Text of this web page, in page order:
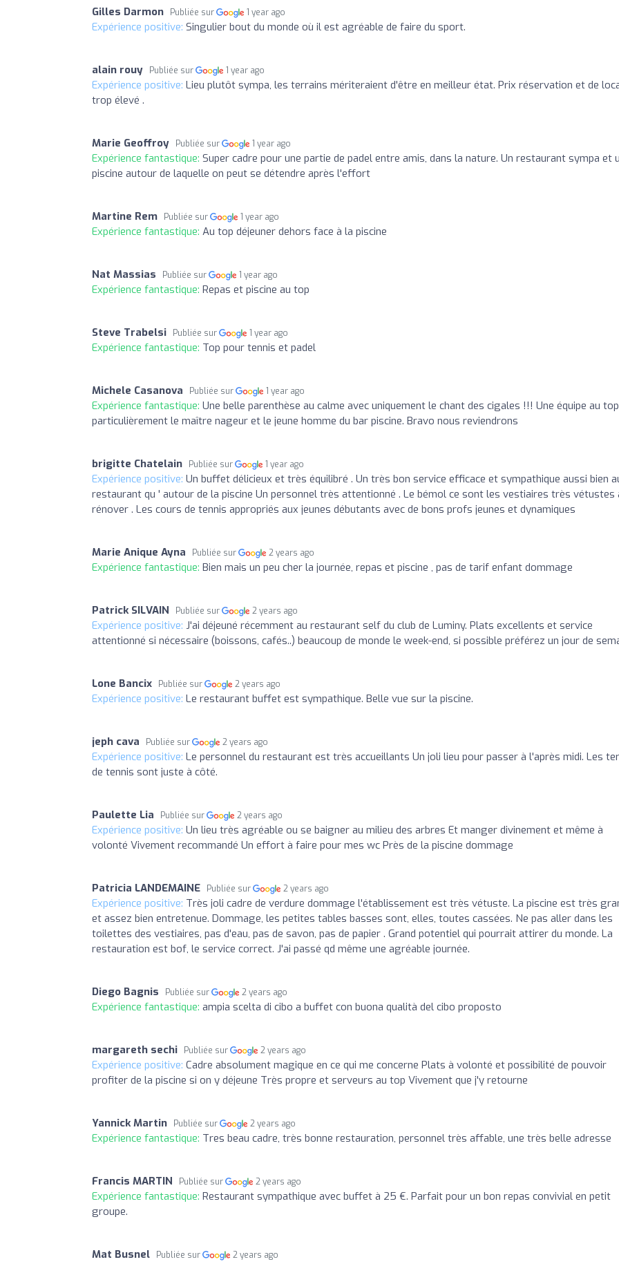
Gilles Darmon Publiée sur 1 year ago
Expérience positive: Singulier bout du monde où il est agréable de faire du sport.
alain rouy Publiée sur 1 year ago
Expérience positive: Lieu plutôt sympa, les terrains mériteraient d'être en meilleur état. Prix réservation et de
trop élevé .
Marie Geoffroy Publiée sur 1 year ago
Expérience fantastique: Super cadre pour une partie de padel entre amis, dans la nature. Un restaurant sympa et
piscine autour de laquelle on peut se détendre après l'effort
Martine Rem Publiée sur 1 year ago
Expérience fantastique: Au top déjeuner dehors face à la piscine
Nat Massias Publiée sur 1 year ago
Expérience fantastique: Repas et piscine au top
Steve Trabelsi Publiée sur 1 year ago
Expérience fantastique: Top pour tennis et padel
Michele Casanova Publiée sur 1 year ago
Expérience fantastique: Une belle parenthèse au calme avec uniquement le chant des cigales !!! Une équipe au top
particulièrement le maître nageur et le jeune homme du bar piscine. Bravo nous reviendrons
brigitte Chatelain Publiée sur 1 year ago
Expérience positive: Un buffet délicieux et très équilibré . Un très bon service efficace et sympathique aussi bien
restaurant qu ' autour de la piscine Un personnel très attentionné . Le bémol ce sont les vestiaires très vétustes
rénover . Les cours de tennis appropriés aux jeunes débutants avec de bons profs jeunes et dynamiques
Marie Anique Ayna Publiée sur 2 years ago
Expérience fantastique: Bien mais un peu cher la journée, repas et piscine , pas de tarif enfant dommage
Patrick SILVAIN Publiée sur 2 years ago
Expérience positive: J'ai déjeuné récemment au restaurant self du club de Luminy. Plats excellents et service
attentionné si nécessaire (boissons, cafés..) beaucoup de monde le week-end, si possible préférez un jour de
Lone Bancix Publiée sur 2 years ago
Expérience positive: Le restaurant buffet est sympathique. Belle vue sur la piscine.
jeph cava Publiée sur 2 years ago
Expérience positive: Le personnel du restaurant est très accueillants Un joli lieu pour passer à l'après midi. Les
de tennis sont juste à côté.
Paulette Lia Publiée sur 2 years ago
Expérience positive: Un lieu très agréable ou se baigner au milieu des arbres Et manger divinement et même à
volonté Vivement recommandé Un effort à faire pour mes wc Près de la piscine dommage
Patricia LANDEMAINE Publiée sur 2 years ago
Expérience positive: Très joli cadre de verdure dommage l'établissement est très vétuste. La piscine est très
et assez bien entretenue. Dommage, les petites tables basses sont, elles, toutes cassées. Ne pas aller dans les
toilettes des vestiaires, pas d'eau, pas de savon, pas de papier . Grand potentiel qui pourrait attirer du monde. La
restauration est bof, le service correct. J'ai passé qd même une agréable journée.
Diego Bagnis Publiée sur 2 years ago
Expérience fantastique: ampia scelta di cibo a buffet con buona qualità del cibo proposto
margareth sechi Publiée sur 2 years ago
Expérience positive: Cadre absolument magique en ce qui me concerne Plats à volonté et possibilité de pouvoir
profiter de la piscine si on y déjeune Très propre et serveurs au top Vivement que j'y retourne
Yannick Martin Publiée sur 2 years ago
Expérience fantastique: Tres beau cadre, très bonne restauration, personnel très affable, une très belle adresse
Francis MARTIN Publiée sur 2 years ago
Expérience fantastique: Restaurant sympathique avec buffet à 25 €. Parfait pour un bon repas convivial en petit
groupe.
Mat Busnel Publiée sur 2 years ago